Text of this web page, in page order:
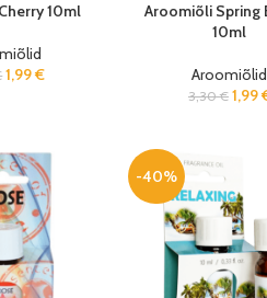
10ml
1,99€
Aroomiõli Spring
10ml
Aroomiõlid
3,30€ 1,99
-40%